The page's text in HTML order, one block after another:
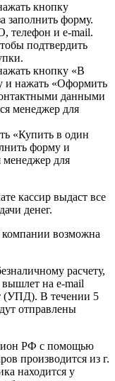
кнопку
заполнить форму.
телефон и e-mail.
подтвердить
кнопку «В
и нажать «Оформить
данными
менеджер для
«Купить в один
форму и
менеджер для
кассир выдаст все
денег.
возможна
расчету,
на e-mail
(УПД). В течении 5
отправлены
РФ с помощью
производится из г.
находится у